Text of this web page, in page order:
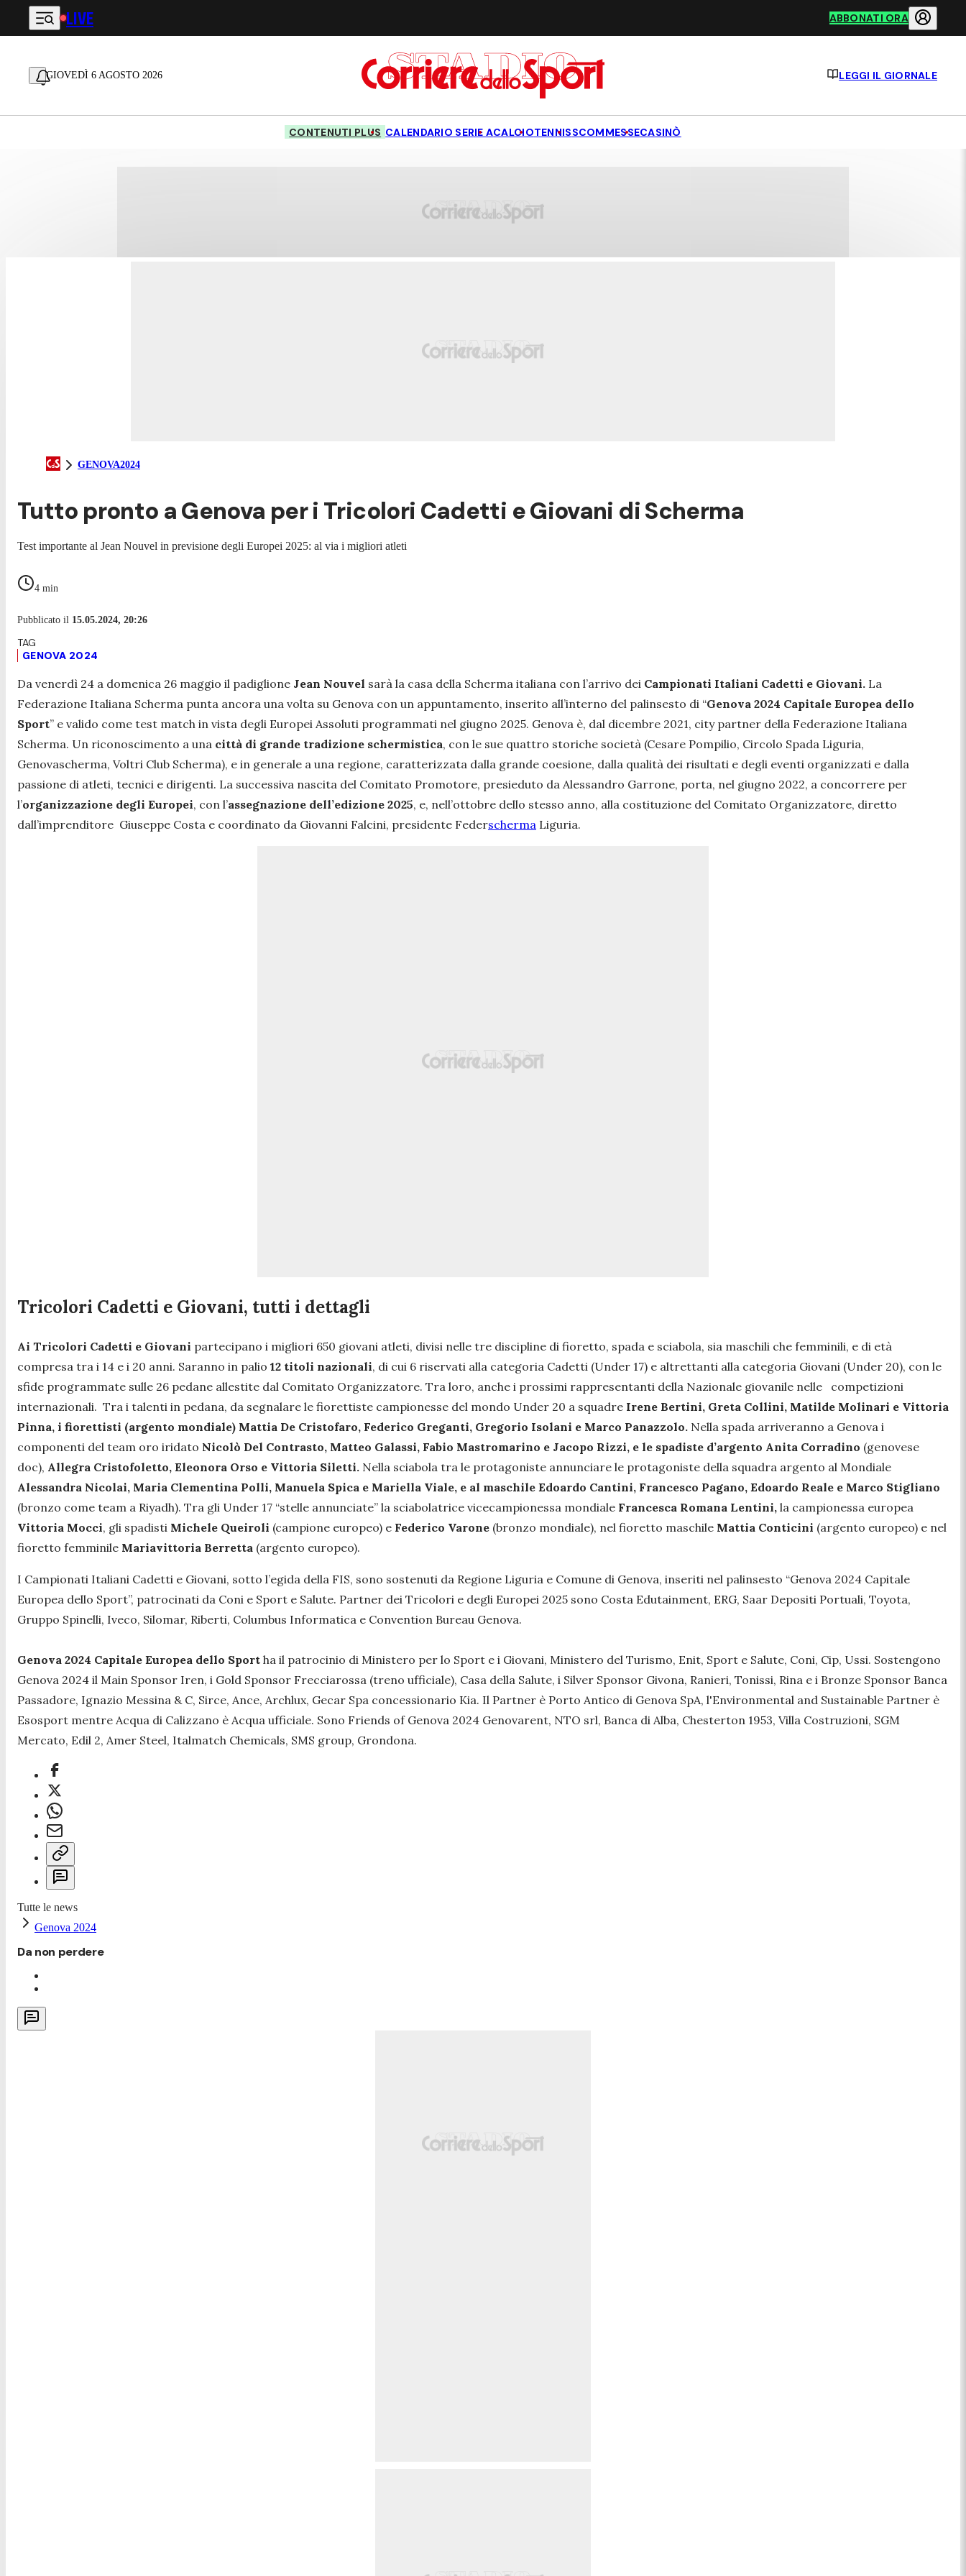
Vai al contenuto principale
LIVE ABBONATI ORA
GIOVEDÌ 6 AGOSTO 2026 LEGGI IL GIORNALE
CONTENUTI PLUS CALENDARIO SERIE ACALCIOTENNISSCOMMESSECASINÒ
GENOVA2024
Tutto pronto a Genova per i Tricolori Cadetti e Giovani di Scherma
Test importante al Jean Nouvel in previsione degli Europei 2025: al via i migliori atleti
4 min
Pubblicato il 15.05.2024, 20:26
GENOVA 2024
Da venerdì 24 a domenica 26 maggio il padiglione Jean Nouvel sarà la casa della Scherma italiana con l’arrivo dei Campionati Italiani Cadetti e Giovani. La
Federazione Italiana Scherma punta ancora una volta su Genova con un appuntamento, inserito all’interno del palinsesto di “Genova 2024 Capitale Europea dello
Sport” e valido come test match in vista degli Europei Assoluti programmati nel giugno 2025. Genova è, dal dicembre 2021, city partner della Federazione Italiana
Scherma. Un riconoscimento a una città di grande tradizione schermistica, con le sue quattro storiche società (Cesare Pompilio, Circolo Spada Liguria,
Genovascherma, Voltri Club Scherma), e in generale a una regione, caratterizzata dalla grande coesione, dalla qualità dei risultati e degli eventi organizzati e dalla
passione di atleti, tecnici e dirigenti. La successiva nascita del Comitato Promotore, presieduto da Alessandro Garrone, porta, nel giugno 2022, a concorrere per
l’organizzazione degli Europei, con l’assegnazione dell’edizione 2025, e, nell’ottobre dello stesso anno, alla costituzione del Comitato Organizzatore, diretto
dall’imprenditore Giuseppe Costa e coordinato da Giovanni Falcini, presidente Federscherma Liguria.
Tricolori Cadetti e Giovani, tutti i dettagli
Ai Tricolori Cadetti e Giovani partecipano i migliori 650 giovani atleti, divisi nelle tre discipline di fioretto, spada e sciabola, sia maschili che femminili, e di età
compresa tra i 14 e i 20 anni. Saranno in palio 12 titoli nazionali, di cui 6 riservati alla categoria Cadetti (Under 17) e altrettanti alla categoria Giovani (Under 20), con le
sfide programmate sulle 26 pedane allestite dal Comitato Organizzatore. Tra loro, anche i prossimi rappresentanti della Nazionale giovanile nelle competizioni
internazionali. Tra i talenti in pedana, da segnalare le fiorettiste campionesse del mondo Under 20 a squadre Irene Bertini, Greta Collini, Matilde Molinari e Vittoria
Pinna, i fiorettisti (argento mondiale) Mattia De Cristofaro, Federico Greganti, Gregorio Isolani e Marco Panazzolo. Nella spada arriveranno a Genova i
componenti del team oro iridato Nicolò Del Contrasto, Matteo Galassi, Fabio Mastromarino e Jacopo Rizzi, e le spadiste d’argento Anita Corradino (genovese
doc), Allegra Cristofoletto, Eleonora Orso e Vittoria Siletti. Nella sciabola tra le protagoniste annunciare le protagoniste della squadra argento al Mondiale
Alessandra Nicolai, Maria Clementina Polli, Manuela Spica e Mariella Viale, e al maschile Edoardo Cantini, Francesco Pagano, Edoardo Reale e Marco Stigliano
(bronzo come team a Riyadh). Tra gli Under 17 “stelle annunciate” la sciabolatrice vicecampionessa mondiale Francesca Romana Lentini, la campionessa europea
Vittoria Mocci, gli spadisti Michele Queiroli (campione europeo) e Federico Varone (bronzo mondiale), nel fioretto maschile Mattia Conticini (argento europeo) e nel
fioretto femminile Mariavittoria Berretta (argento europeo).
I Campionati Italiani Cadetti e Giovani, sotto l’egida della FIS, sono sostenuti da Regione Liguria e Comune di Genova, inseriti nel palinsesto “Genova 2024 Capitale
Europea dello Sport”, patrocinati da Coni e Sport e Salute. Partner dei Tricolori e degli Europei 2025 sono Costa Edutainment, ERG, Saar Depositi Portuali, Toyota,
Gruppo Spinelli, Iveco, Silomar, Riberti, Columbus Informatica e Convention Bureau Genova.
Genova 2024 Capitale Europea dello Sport ha il patrocinio di Ministero per lo Sport e i Giovani, Ministero del Turismo, Enit, Sport e Salute, Coni, Cip, Ussi. Sostengono
Genova 2024 il Main Sponsor Iren, i Gold Sponsor Frecciarossa (treno ufficiale), Casa della Salute, i Silver Sponsor Givona, Ranieri, Tonissi, Rina e i Bronze Sponsor Banca
Passadore, Ignazio Messina & C, Sirce, Ance, Archlux, Gecar Spa concessionario Kia. Il Partner è Porto Antico di Genova SpA, l'Environmental and Sustainable Partner è
Esosport mentre Acqua di Calizzano è Acqua ufficiale. Sono Friends of Genova 2024 Genovarent, NTO srl, Banca di Alba, Chesterton 1953, Villa Costruzioni, SGM
Mercato, Edil 2, Amer Steel, Italmatch Chemicals, SMS group, Grondona.
Tutte le news
Genova 2024
Da non perdere